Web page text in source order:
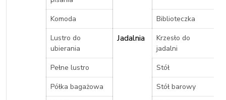
Komoda
Biblioteczka
Lustro do
ubierania
Jadalnia
Krzesło do
jadalni
Pełne lustro
Stół
Półka bagażowa
Stół barowy